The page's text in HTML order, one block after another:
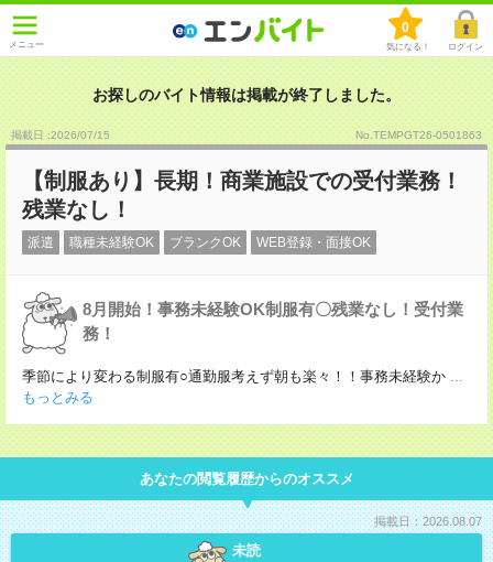
メニュー
0
気になる！ ログイン
お探しのバイト情報は掲載が終了しました。
掲載日 :2026/07/15 No.TEMPGT26-0501863
【制服あり】長期！商業施設での受付業務！
残業なし！
派遣 職種未経験OK ブランクOK WEB登録・面接OK
8月開始！事務未経験OK制服有〇残業なし！受付業
務！
季節により変わる制服有○通勤服考えず朝も楽々！！事務未経験か ...
もっとみる
あなたの閲覧履歴からのオススメ
掲載日：2026.08.07
未読